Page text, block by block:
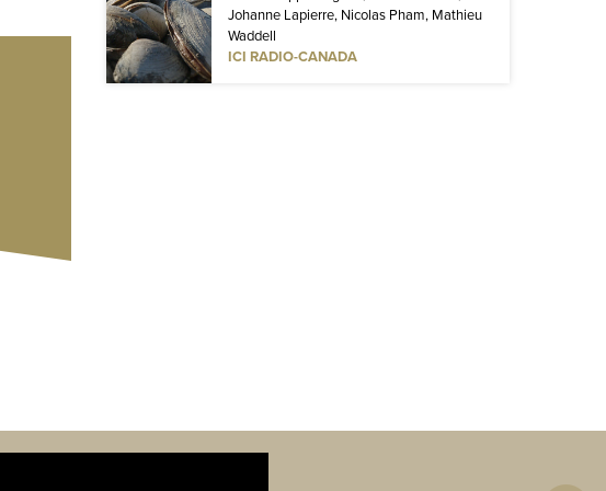
Johanne Lapierre, Nicolas Pham, Mathieu
Waddell
ICI RADIO-CANADA